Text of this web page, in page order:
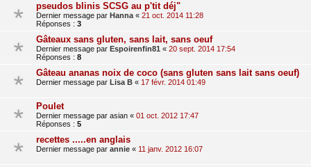
pseudos blinis SCSG au p'tit déj"
Dernier message par Hanna « 21 oct. 2014 11:28
Réponses : 3
Gâteaux sans gluten, sans lait, sans oeuf
Dernier message par Espoirenfin81 « 20 sept. 2014 17:54
Réponses : 8
Gâteau ananas noix de coco (sans gluten sans lait sans oeuf)
Dernier message par Lisa B « 17 févr. 2014 01:49
Poulet
Dernier message par asian « 01 oct. 2012 17:47
Réponses : 5
recettes .....en anglais
Dernier message par annie « 11 janv. 2012 16:07